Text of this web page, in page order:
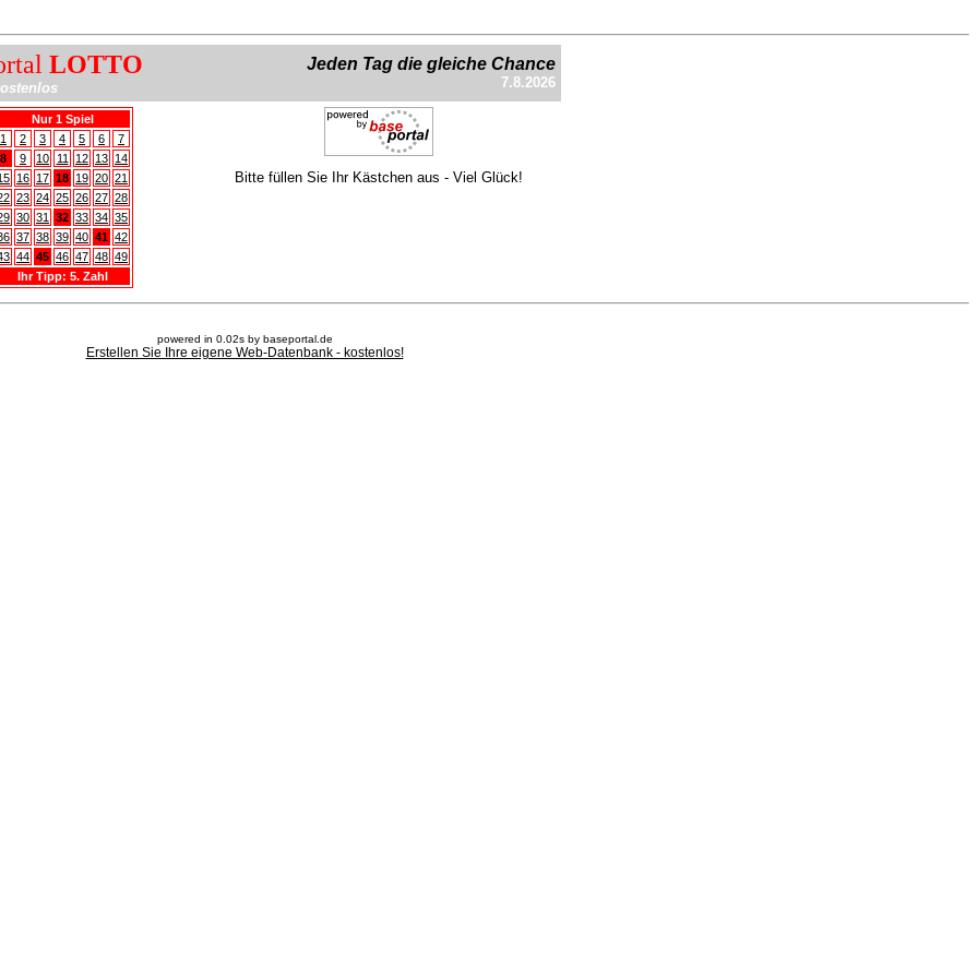
LOTTO Jeden Tag die gleiche Chance
7.8.2026
Nur 1 Spiel
1
2 3 4 5 6
7
8
9 10 11 12 13 14
16 17 18 19 20 21
23 24 25 26 27 28
30 31 32 33 34 35
37 38 39 40 41 42
44 45 46 47 48 49
Ihr Tipp: 5. Zahl
Bitte füllen Sie Ihr Kästchen aus - Viel Glück!
powered in 0.02s by baseportal.de
Erstellen Sie Ihre eigene Web-Datenbank - kostenlos!